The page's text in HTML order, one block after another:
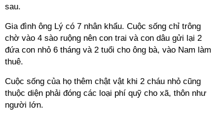
sau.
Gia đình ông Lý có 7 nhân khẩu. Cuộc sống chỉ trông
chờ vào 4 sào ruộng nên con trai và con dâu gửi lại 2
đứa con nhỏ 6 tháng và 2 tuổi cho ông bà, vào Nam làm
thuê.
Cuộc sống của họ thêm chật vật khi 2 cháu nhỏ cũng
thuộc diện phải đóng các loại phí quỹ cho xã, thôn như
người lớn.